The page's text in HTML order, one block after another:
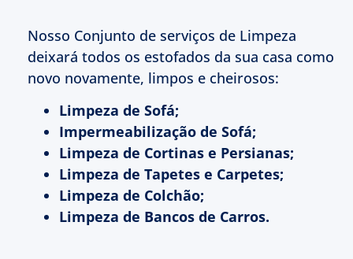
Nosso Conjunto de serviços de Limpeza
deixará todos os estofados da sua casa como
novo novamente, limpos e cheirosos:
Limpeza de Sofá;
Impermeabilização de Sofá;
Limpeza de Cortinas e Persianas;
Limpeza de Tapetes e Carpetes;
Limpeza de Colchão;
Limpeza de Bancos de Carros.